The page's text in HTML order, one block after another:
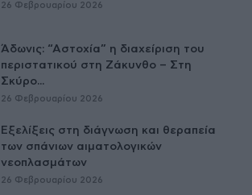
26 Φεβρουαρίου 2026
Άδωνις: “Αστοχία” η διαχείριση του
περιστατικού στη Ζάκυνθο – Στη
Σκύρο...
26 Φεβρουαρίου 2026
Εξελίξεις στη διάγνωση και θεραπεία
των σπάνιων αιματολογικών
νεοπλασμάτων
26 Φεβρουαρίου 2026